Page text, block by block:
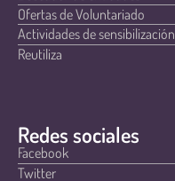
Ofertas de Voluntariado
Actividades de sensibilización
Reutiliza
Redes sociales
Facebook
Twitter